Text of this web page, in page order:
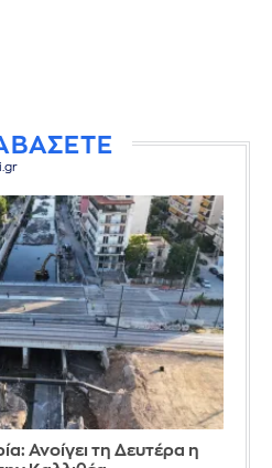
Ανοίγει τη Δευτέρα η